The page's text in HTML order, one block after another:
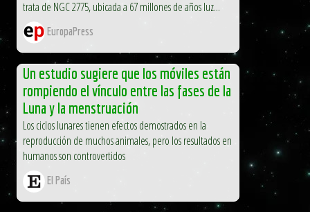
trata de NGC 2775, ubicada a 67 millones de años luz...
EuropaPress
Un estudio sugiere que los móviles están
rompiendo el vínculo entre las fases de la
Luna y la menstruación
Los ciclos lunares tienen efectos demostrados en la
reproducción de muchos animales, pero los resultados en
humanos son controvertidos
El País